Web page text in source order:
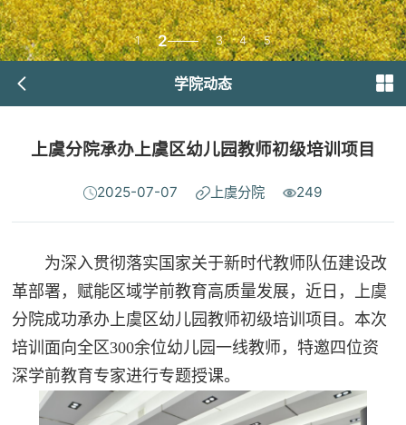
1 2 3 4 5
学院动态
上虞分院承办上虞区幼儿园教师初级培训项目
2025-07-07 上虞分院 249
为深入贯彻落实国家关于新时代教师队伍建设改
革部署，赋能区域学前教育高质量发展，近日，上虞
分院成功承办上虞区幼儿园教师初级培训项目。本次
培训面向全区300余位幼儿园一线教师，特邀四位资
深学前教育专家进行专题授课。